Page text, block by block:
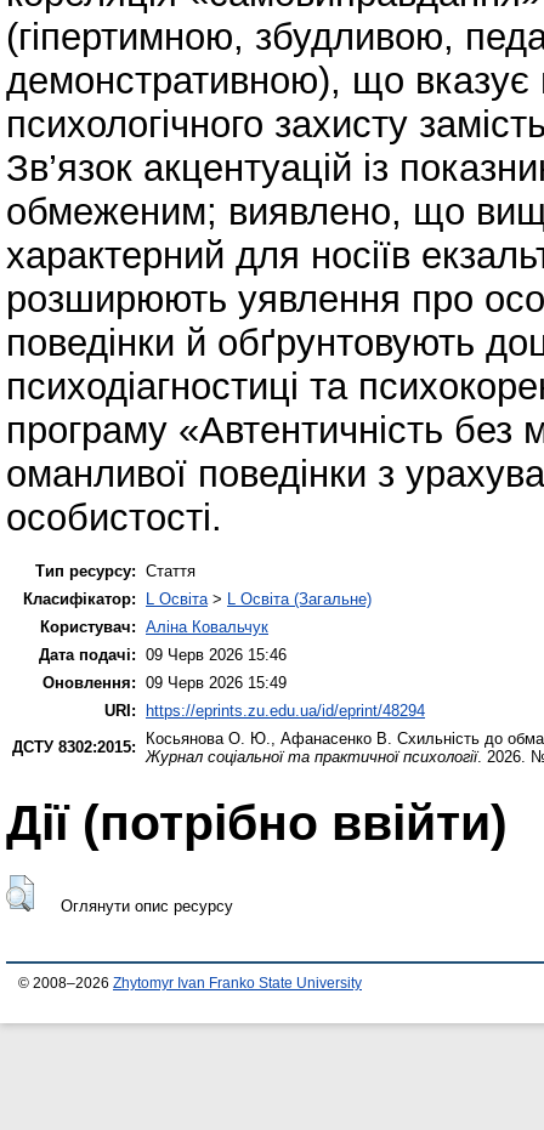
(гіпертимною, збудливою,
демонстративною), що вказує
психологічного захисту
Зв’язок акцентуацій із
обмеженим; виявлено, що
характерний для носіїв
розширюють уявлення про
поведінки й обґрунтовують
психодіагностиці та
програму «Автентичність
оманливої поведінки з
особистості.
Тип ресурсу: Стаття
Класифікатор:
L Освіта > L Освіта (Загальне)
Користувач: Аліна Ковальчук
Дата подачі: 09 Черв 2026 15:46
Оновлення: 09 Черв 2026 15:49
URI: https://eprints.zu.edu.ua/id/eprint/48294
ДСТУ 8302:2015:
Косьянова О. Ю. Афанасенко В. Схильність до
Журнал соціальної та практичної психології. 2026.
Дії ​​(потрібно ввійти)
Оглянути опис ресурсу
© 2008–2026 Zhytomyr Ivan Franko State University